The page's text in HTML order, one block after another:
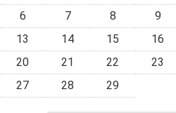
6
7 8 9
13
14 15 16
20
21 22 23
27
28 29